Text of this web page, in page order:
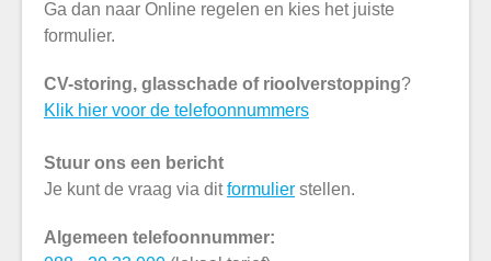
Ga dan naar Online regelen en kies het juiste
formulier.
CV-storing, glasschade of rioolverstopping?
Klik hier voor de telefoonnummers
Stuur ons een bericht
Je kunt de vraag via ditformulier stellen.
Algemeen telefoonnummer: